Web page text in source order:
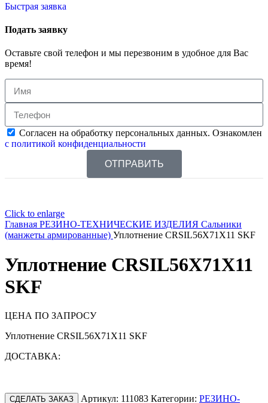
Быстрая заявка
Подать заявку
Оставьте свой телефон и мы перезвоним в удобное для Вас
время!
Согласен на обработку персональных данных. Ознакомлен
с политикой конфиденциальности
ОТПРАВИТЬ
Click to enlarge
Главная РЕЗИНО-ТЕХНИЧЕСКИЕ ИЗДЕЛИЯ Сальники
(манжеты армированные) Уплотнение CRSIL56X71X11 SKF
Уплотнение CRSIL56X71X11
SKF
ЦЕНА ПО ЗАПРОСУ
Уплотнение CRSIL56X71X11 SKF
ДОСТАВКА:
СДЕЛАТЬ ЗАКАЗ Артикул: 111083 Категории: РЕЗИНО-